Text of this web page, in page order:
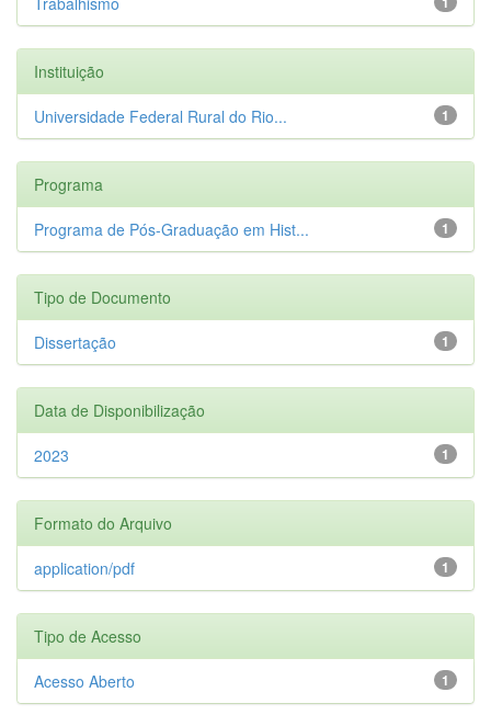
Instituição
1
Universidade Federal Rural do Rio...
Programa
1
Programa de Pós-Graduação em Hist...
Tipo de Documento
1
Dissertação
Data de Disponibilização
1
2023
Formato do Arquivo
1
application/pdf
Tipo de Acesso
1
Acesso Aberto